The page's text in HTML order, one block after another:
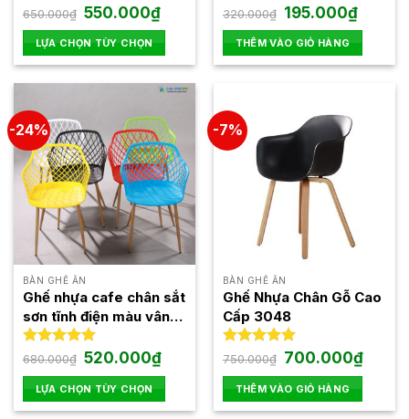
Được xếp
5.00
5 sao
650.000₫ Giá
gốc
là:
650.000₫.
550.000₫Giá
hiện
tại
là:
550.000₫.
LỰA CHỌN TÙY CHỌN
Sản
phẩm
có
nhiều
biến
thể.
Các
tùy
chọn
có
thể
được
chọn
trên
trang
phẩm
Được xếp
4.93
5 sao
320.000₫ Giá
gốc
là:
320.000₫.
195.000₫Giá
hiện
tại
là:
THÊM VÀO GIỎ HÀNG
-24%
BÀN GHẾ ĂN
Ghế nhựa cafe chân sắt
sơn tĩnh điện màu vân
gỗ 3014
Được xếp
5.00
5 sao
680.000₫ Giá
gốc
là:
680.000₫.
520.000₫Giá
hiện
tại
là:
520.000₫.
LỰA CHỌN TÙY CHỌN
Sản
-7%
BÀN GHẾ ĂN
Ghế Nhựa Chân Gỗ Cao
Cấp 3048
Được xếp
5.00
5 sao
750.000₫ Giá
gốc
là:
750.000₫.
700.000₫Giá
hiện
tại
THÊM VÀO GIỎ HÀNG